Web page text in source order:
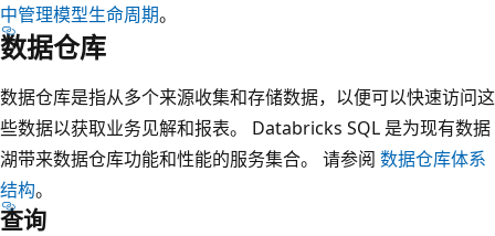
中管理模型生命周期。
数据仓库
数据仓库是指从多个来源收集和存储数据，以便可以快速访问这
些数据以获取业务见解和报表。 Databricks SQL 是为现有数据
湖带来数据仓库功能和性能的服务集合。 请参阅 数据仓库体系
结构。
查询